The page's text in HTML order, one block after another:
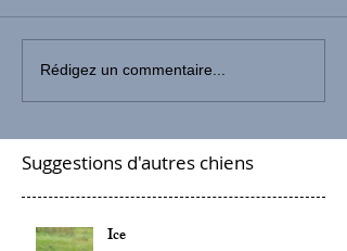
Rédigez un commentaire...
Suggestions d'autres chiens
Ice